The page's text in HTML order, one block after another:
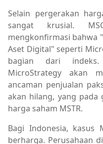
Selain pergerakan
sangat krusial.
mengkonfirmasi bahwa
Aset Digital" seperti
bagian dari
MicroStrategy akan
ancaman penjualan
akan hilang, yang pada
harga saham MSTR.
Bagi Indonesia, kasus
berharga. Perusahaan